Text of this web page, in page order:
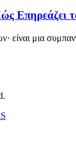
Επηρεάζει
είναι μια